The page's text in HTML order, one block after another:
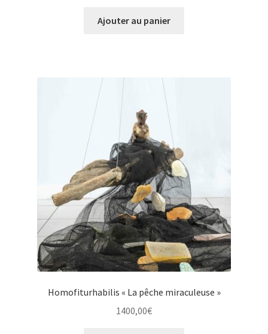
Ajouter au panier
Homofiturhabilis « La pêche miraculeuse »
1400,00€